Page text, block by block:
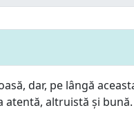
dar, pe lângă
atentă, altruistă și bună.